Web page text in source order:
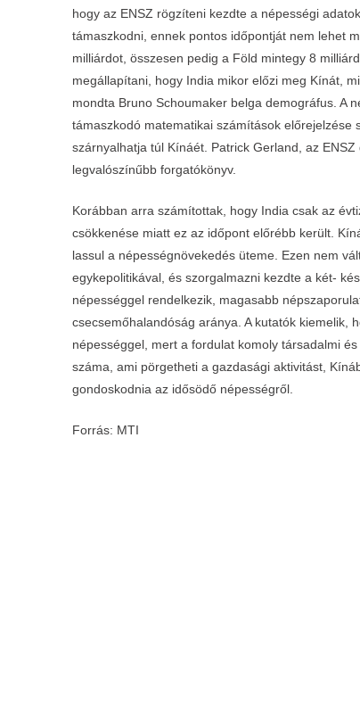
hogy az ENSZ rögzíteni kezdte a népességi
támaszkodni, ennek pontos időpontját nem lehet
milliárdot, összesen pedig a Föld mintegy 8
megállapítani, hogy India mikor előzi meg Kínát,
mondta Bruno Schoumaker belga demográfus. A
támaszkodó matematikai számítások előrejelzése
szárnyalhatja túl Kínáét. Patrick Gerland, az
legvalószínűbb forgatókönyv.
Korábban arra számítottak, hogy India csak az
csökkenése miatt ez az időpont előrébb került.
lassul a népességnövekedés üteme. Ezen nem
egykepolitikával, és szorgalmazni kezdte a két-
népességgel rendelkezik, magasabb
csecsemőhalandóság aránya. A kutatók kiemelik,
népességgel, mert a fordulat komoly társadalmi
száma, ami pörgetheti a gazdasági aktivitást,
gondoskodnia az idősödő népességről.
Forrás: MTI